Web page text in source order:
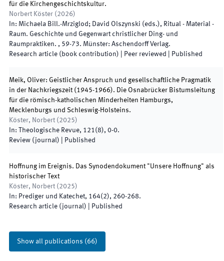
für die Kirchengeschichtskultur.
Norbert Köster ( 2026)
In: Michaela Bill.-Mrziglod; David Olszynski (eds.), Ritual - Material -
Raum. Geschichte und Gegenwart christlicher Ding- und
Raumpraktiken. , 59-73. Münster: Aschendorff Verlag.
Research article (book contribution) | Peer reviewed Published
Meik, Oliver: Geistlicher Anspruch und gesellschaftliche Pragmatik
in der Nachkriegszeit (1945-1966). Die Osnabrücker Bistumsleitung
für die römisch-katholischen Minderheiten Hamburgs,
Mecklenburgs und Schleswig-Holsteins.
Köster, Norbert ( 2025)
In:
Theologische Revue, 121(8), 0-0.
Review (journal)
Published
Hoffnung im Ereignis. Das Synodendokument "Unsere Hoffnung" als
historischer Text
Köster, Norbert ( 2025)
In: Prediger und Katechet, 164(2), 260-268.
Research article (journal)
Published
Show all publications (66)